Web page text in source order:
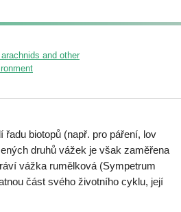
and other
biotopů (např. pro páření, lov
druhů vážek je však zaměřena
vážka rumělková (Sympetrum
část svého životního cyklu, její